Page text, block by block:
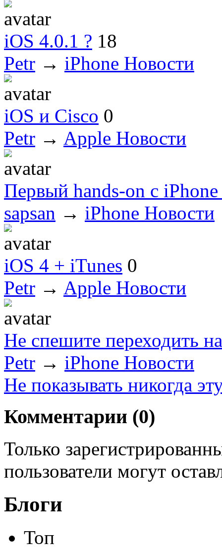
iOS 4.0.1 ? 18
Petr → iPhone Новости
iOS и Cisco 0
Petr → Apple Новости
Первый hands-on с
sapsan → iPhone Новости
iOS 4 + iTunes 0
Petr → Apple Новости
Не спешите переходить
Petr → iPhone Новости
Не показывать никогда
Комментарии (0)
Только
пользователи могут
Блоги
Топ